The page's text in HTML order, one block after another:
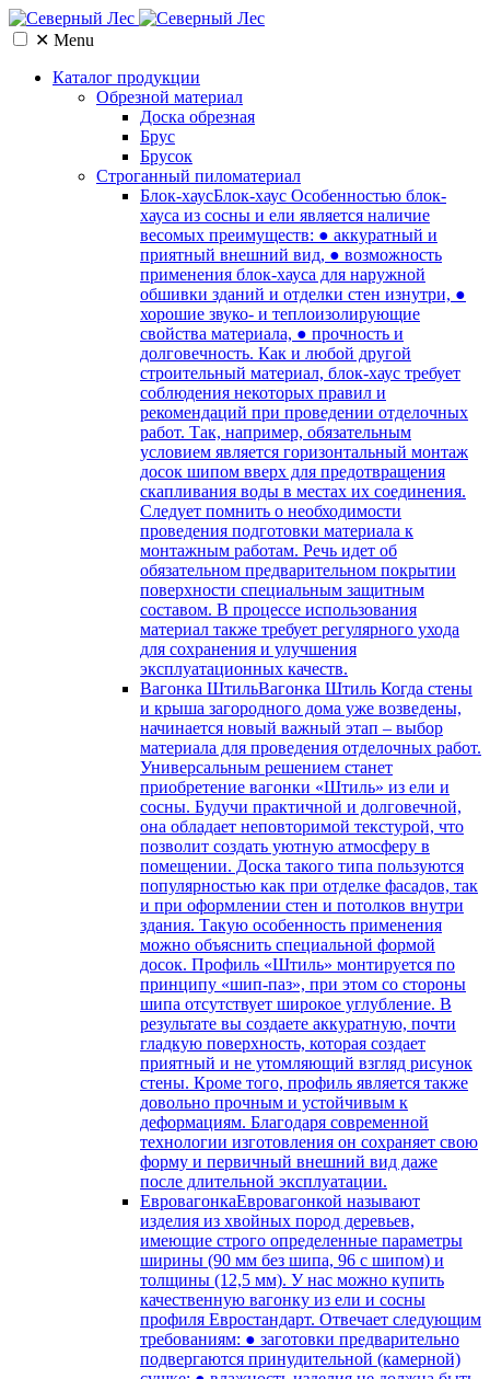
✕ Menu
Каталог продукции
Обрезной материал
Доска обрезная
Брус
Брусок
Cтроганный пиломатериал
Блок-хаусБлок-хаус Особенностью блок-
хауса из сосны и ели является наличие
весомых преимуществ: ● аккуратный и
приятный внешний вид, ● возможность
применения блок-хауса для наружной
обшивки зданий и отделки стен изнутри, ●
хорошие звуко- и теплоизолирующие
свойства материала, ● прочность и
долговечность. Как и любой другой
строительный материал, блок-хаус требует
соблюдения некоторых правил и
рекомендаций при проведении отделочных
работ. Так, например, обязательным
условием является горизонтальный монтаж
досок шипом вверх для предотвращения
скапливания воды в местах их соединения.
Следует помнить о необходимости
проведения подготовки материала к
монтажным работам. Речь идет об
обязательном предварительном покрытии
поверхности специальным защитным
составом. В процессе использования
материал также требует регулярного ухода
для сохранения и улучшения
эксплуатационных качеств.
Вагонка ШтильВагонка Штиль Когда стены
и крыша загородного дома уже возведены,
начинается новый важный этап – выбор
материала для проведения отделочных работ.
Универсальным решением станет
приобретение вагонки «Штиль» из ели и
сосны. Будучи практичной и долговечной,
она обладает неповторимой текстурой, что
позволит создать уютную атмосферу в
помещении. Доска такого типа пользуются
популярностью как при отделке фасадов, так
и при оформлении стен и потолков внутри
здания. Такую особенность применения
можно объяснить специальной формой
досок. Профиль «Штиль» монтируется по
принципу «шип-паз», при этом со стороны
шипа отсутствует широкое углубление. В
результате вы создаете аккуратную, почти
гладкую поверхность, которая создает
приятный и не утомляющий взгляд рисунок
стены. Кроме того, профиль является также
довольно прочным и устойчивым к
деформациям. Благодаря современной
технологии изготовления он сохраняет свою
форму и первичный внешний вид даже
после длительной эксплуатации.
ЕвровагонкаЕвровагонкой называют
изделия из хвойных пород деревьев,
имеющие строго определенные параметры
ширины (90 мм без шипа, 96 с шипом) и
толщины (12,5 мм). У нас можно купить
качественную вагонку из ели и сосны
профиля Евростандарт. Отвечает следующим
требованиям: ● заготовки предварительно
подвергаются принудительной (камерной)